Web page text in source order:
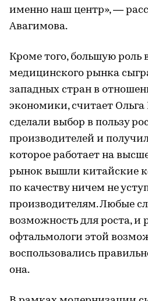
именно наш центр», —
Авагимова.
Кроме того, большую роль
медицинского рынка
западных стран в
экономики, считает
сделали выбор в пользу
производителей и
которое работает на
рынок вышли китайские
по качеству ничем не
производителям. Любые
возможность для роста, и
офтальмологи этой
воспользовались
она.